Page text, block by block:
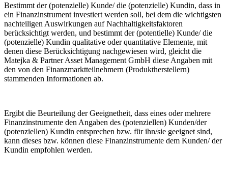
Bestimmt der (potenzielle) Kunde/ die (potenzielle) Kundin, dass in
ein Finanzinstrument investiert werden soll, bei dem die wichtigsten
nachteiligen Auswirkungen auf Nachhaltigkeitsfaktoren
berücksichtigt werden, und bestimmt der (potentielle) Kunde/ die
(potenzielle) Kundin qualitative oder quantitative Elemente, mit
denen diese Berücksichtigung nachgewiesen wird, gleicht die
Matejka & Partner Asset Management GmbH diese Angaben mit
den von den Finanzmarktteilnehmern (Produktherstellern)
stammenden Informationen ab.
Ergibt die Beurteilung der Geeignetheit, dass eines oder mehrere
Finanzinstrumente den Angaben des (potenziellen) Kunden/der
(potenziellen) Kundin entsprechen bzw. für ihn/sie geeignet sind,
kann dieses bzw. können diese Finanzinstrumente dem Kunden/ der
Kundin empfohlen werden.